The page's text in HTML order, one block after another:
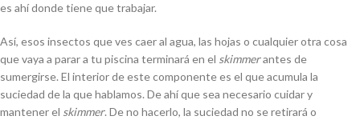
es ahí donde tiene que trabajar.
Así, esos insectos que ves caer al agua, las hojas o cualquier otra cosa
que vaya a parar a tu piscina terminará en el skimmerantes de
sumergirse. El interior de este componente es el que acumula la
suciedad de la que hablamos. De ahí que sea necesario cuidar y
mantener el skimmer. De no hacerlo, la suciedad no se retirará o